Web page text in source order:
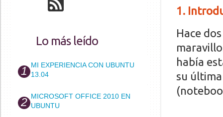
1.
Hace
había
su
Lo más leído
MI EXPERIENCIA CON UBUNTU
13.04
MICROSOFT OFFICE 2010 EN
UBUNTU